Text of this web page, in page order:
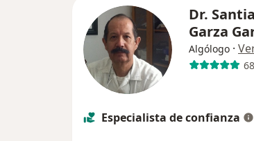
Dr.
Garza
Algólogo ·
Especialista de confianza